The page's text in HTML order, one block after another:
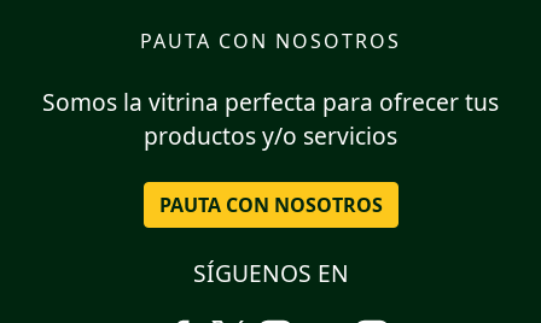
PAUTA CON NOSOTROS
Somos la vitrina perfecta para ofrecer tus
productos y/o servicios
PAUTA CON NOSOTROS
SÍGUENOS EN